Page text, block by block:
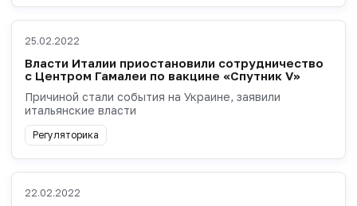
25.02.2022
Власти Италии приостановили сотрудничество
с Центром Гамалеи по вакцине «Спутник V»
Причиной стали события на Украине, заявили
итальянские власти
Регуляторика
22.02.2022